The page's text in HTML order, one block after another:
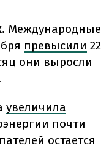
Международные
превысили 22
они выросли
увеличила
почти
остается